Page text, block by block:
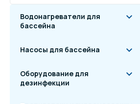
Водонагреватели для
бассейна
Насосы для бассейна
Оборудование для
дезинфекции